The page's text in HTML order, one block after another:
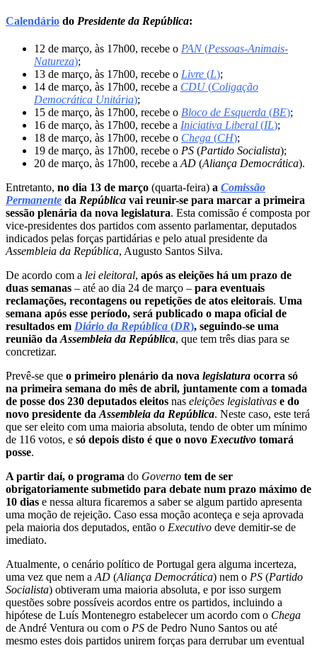
Calendário do Presidente da República:
12 de março, às 17h00, recebe o PAN(Pessoas-Animais-
Natureza);
13 de março, às 17h00, recebe o Livre (L);
14 de março, às 17h00, recebe a CDU(Coligação
Democrática Unitária);
15 de março, às 17h00, recebe o Bloco de Esquerda (BE);
16 de março, às 17h00, recebe a Iniciativa Liberal (IL);
18 de março, às 17h00, recebe o Chega (CH);
19 de março, às 17h00, recebe o PS (Partido Socialista);
20 de março, às 17h00, recebe aAD (Aliança Democrática).
Entretanto, no dia 13 de março (quarta-feira) a Comissão
Permanente da República vai reunir-se para marcar a primeira
sessão plenária da nova legislatura. Esta comissão é composta por
vice-presidentes dos partidos com assento parlamentar, deputados
indicados pelas forças partidárias e pelo atual presidente da
Assembleia da República, Augusto Santos Silva.
De acordo com a lei eleitoral, após as eleições há um prazo de
duas semanas – até ao dia 24 de março – para eventuais
reclamações, recontagens ou repetições de atos eleitorais. Uma
semana após esse período, será publicado o mapa oficial de
resultados em Diário da República (DR), seguindo-se uma
reunião daAssembleia da República, que tem três dias para se
concretizar.
Prevê-se que o primeiro plenário da nova legislatura ocorra só
na primeira semana do mês de abril, juntamente com a tomada
de posse dos 230 deputados eleitos nas eleições legislativas e do
novo presidente daAssembleia da República. Neste caso, este terá
que ser eleito com uma maioria absoluta, tendo de obter um mínimo
de 116 votos, e só depois disto é que o novo Executivo tomará
posse.
A partir daí, o programa do Governo tem de ser
obrigatoriamente submetido para debate num prazo máximo de
10 dias e nessa altura ficaremos a saber se algum partido apresenta
uma moção de rejeição. Caso essa moção aconteça e seja aprovada
pela maioria dos deputados, então o Executivo deve demitir-se de
imediato.
Atualmente, o cenário político de Portugal gera alguma incerteza,
uma vez que nem aAD (Aliança Democrática) nem o PS (Partido
Socialista) obtiveram uma maioria absoluta, e por isso surgem
questões sobre possíveis acordos entre os partidos, incluindo a
hipótese de Luís Montenegro estabelecer um acordo com o Chega
de André Ventura ou com o PS de Pedro Nuno Santos ou até
mesmo estes dois partidos unirem forças para derrubar um eventual